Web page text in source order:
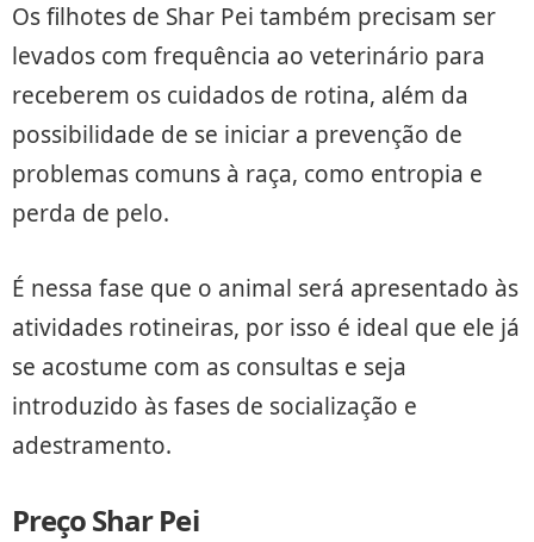
Os filhotes de Shar Pei também precisam ser
levados com frequência ao veterinário para
receberem os cuidados de rotina, além da
possibilidade de se iniciar a prevenção de
problemas comuns à raça, como entropia e
perda de pelo.
É nessa fase que o animal será apresentado às
atividades rotineiras, por isso é ideal que ele já
se acostume com as consultas e seja
introduzido às fases de socialização e
adestramento.
Preço Shar Pei